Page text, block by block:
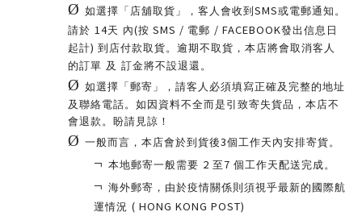
Ø 如選擇「店舖取貨」，客人會收到 SMS或電郵通知。
請於 14天 內(按 SMS / 電郵 / FACEBOOK發出信息日
起計) 到店付款取貨。逾期不取貨，本店將會取消客人
的訂單 及 訂金將不設退還。
Ø 如選擇「郵寄」，請客人必須填寫正確及完整的地址
及聯絡電話。 如因資料不全而是引致寄失貨品，本店不
會退款。盼請見諒！
Ø 一般而言，本店會於到貨後3個工作天內安排寄貨。
¬ 本地郵寄一般需要 2 至7 個工作天配送完成。
¬ 海外郵寄，由於疫情關係則須視乎最新的國際航
運情況 ( HONG KONG POST)